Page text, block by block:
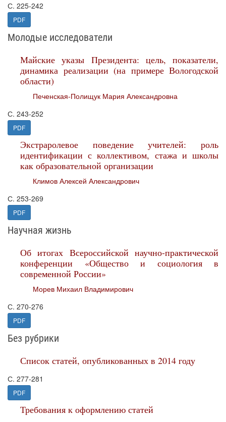
С. 225-242
PDF
Молодые исследователи
Майские указы Президента: цель, показатели,
динамика реализации (на примере Вологодской
области)
Печенская-Полищук Мария Александровна
С. 243-252
PDF
Экстраролевое поведение учителей: роль
идентификации с коллективом, стажа и школы
как образовательной организации
Климов Алексей Александрович
С. 253-269
PDF
Научная жизнь
Об итогах Всероссийской научно-практической
конференции «Общество и социология в
современной России»
Морев Михаил Владимирович
С. 270-276
PDF
Без рубрики
Список статей, опубликованных в 2014 году
С. 277-281
PDF
Требования к оформлению статей